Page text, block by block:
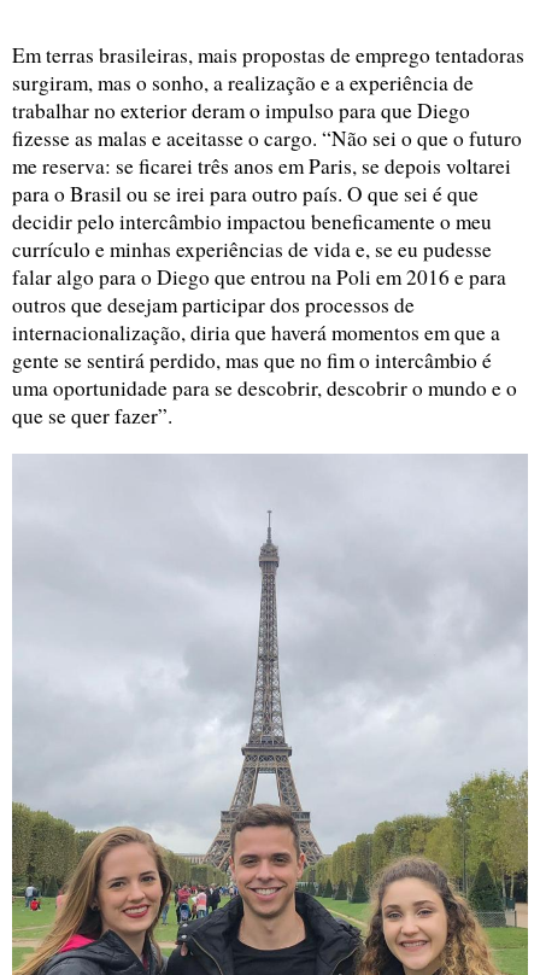
Em terras brasileiras, mais propostas de emprego tentadoras
surgiram, mas o sonho, a realização e a experiência de
trabalhar no exterior deram o impulso para que Diego
fizesse as malas e aceitasse o cargo. “Não sei o que o futuro
me reserva: se ficarei três anos em Paris, se depois voltarei
para o Brasil ou se irei para outro país. O que sei é que
decidir pelo intercâmbio impactou beneficamente o meu
currículo e minhas experiências de vida e, se eu pudesse
falar algo para o Diego que entrou na Poli em 2016 e para
outros que desejam participar dos processos de
internacionalização, diria que haverá momentos em que a
gente se sentirá perdido, mas que no fim o intercâmbio é
uma oportunidade para se descobrir, descobrir o mundo e o
que se quer fazer”.